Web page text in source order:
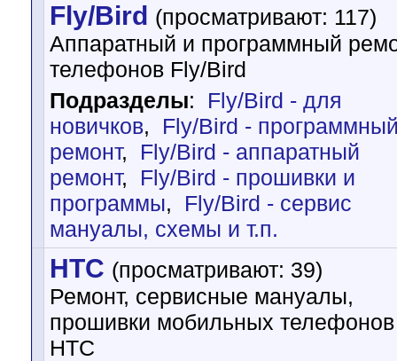
Fly/Bird (просматривают: 117)
Аппаратный и программный
телефонов Fly/Bird
Подразделы:
Fly/Bird - для
новичков,
Fly/Bird -
ремонт,
Fly/Bird - аппаратный
ремонт,
Fly/Bird - прошивки и
программы,
Fly/Bird - cервис
мануалы, схемы и т.п.
HTC (просматривают: 39)
Ремонт, сервисные мануалы,
прошивки мобильных телефонов
HTC